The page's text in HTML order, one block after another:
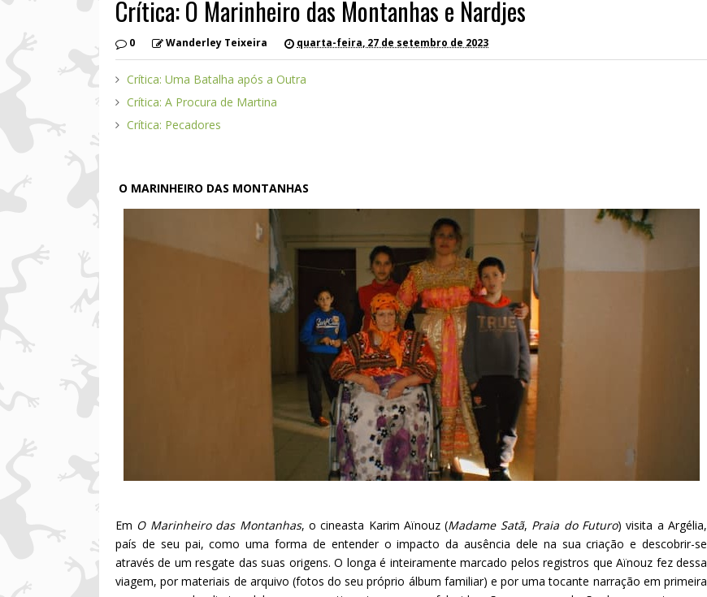
Crítica: O Marinheiro das Montanhas e Nardjes
0 Wanderley Teixeira quarta-feira, 27 de setembro de 2023
Crítica: Uma Batalha após a Outra
Crítica: A Procura de Martina
Crítica: Pecadores
O MARINHEIRO DAS MONTANHAS
Em O Marinheiro das Montanhas, o cineasta Karim Aïnouz (Madame Satã, Praia do Futuro) visita a Argélia,
país de seu pai, como uma forma de entender o impacto da ausência dele na sua criação e descobrir-se
através de um resgate das suas origens. O longa é inteiramente marcado pelos registros que Aïnouz fez dessa
viagem, por materiais de arquivo (fotos do seu próprio álbum familiar) e por uma tocante narração em primeira